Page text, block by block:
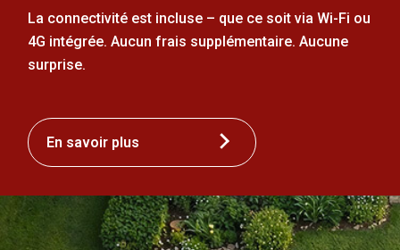
La connectivité est incluse – que ce soit via Wi-Fi ou
4G intégrée. Aucun frais supplémentaire. Aucune
surprise.
En savoir plus